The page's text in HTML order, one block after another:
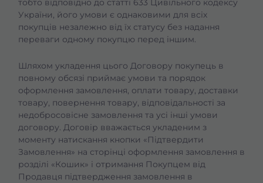
тобто відповідно до статті 633 Цивільного кодексу
України, його умови є однаковими для всіх
покупців незалежно від їх статусу без надання
переваги одному покупцю перед іншим.
Шляхом укладення цього Договору покупець в
повному обсязі приймає умови та порядок
оформлення замовлення, оплати товару, доставки
товару, повернення товару, відповідальності за
недобросовісне замовлення та усі інші умови
договору. Договір вважається укладеним з
моменту натискання кнопки «Підтвердити
Замовлення» на сторінці оформлення замовлення в
розділі «Кошик» і отримання Покупцем від
Продавця підтвердження замовлення в